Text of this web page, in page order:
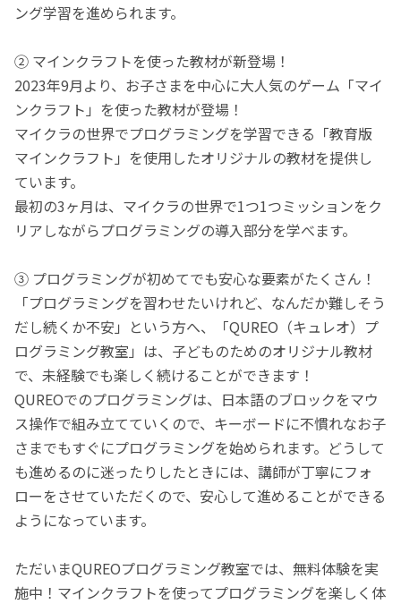
ング学習を進められます。
② マインクラフトを使った教材が新登場！
2023年9月より、お子さまを中心に大人気のゲーム「マイ
ンクラフト」を使った教材が登場！
マイクラの世界でプログラミングを学習できる「教育版
マインクラフト」を使用したオリジナルの教材を提供し
ています。
最初の3ヶ月は、マイクラの世界で1つ1つミッションをク
リアしながらプログラミングの導入部分を学べます。
③ プログラミングが初めてでも安心な要素がたくさん！
「プログラミングを習わせたいけれど、なんだか難しそう
だし続くか不安」という方へ、「QUREO（キュレオ）プ
ログラミング教室」は、子どものためのオリジナル教材
で、未経験でも楽しく続けることができます！
QUREOでのプログラミングは、日本語のブロックをマウ
ス操作で組み立てていくので、キーボードに不慣れなお子
さまでもすぐにプログラミングを始められます。どうして
も進めるのに迷ったりしたときには、講師が丁寧にフォ
ローをさせていただくので、安心して進めることができる
ようになっています。
ただいまQUREOプログラミング教室では、無料体験を実
施中！マインクラフトを使ってプログラミングを楽しく体